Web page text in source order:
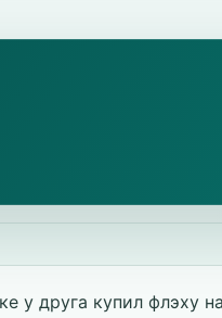
у друга купил флэху